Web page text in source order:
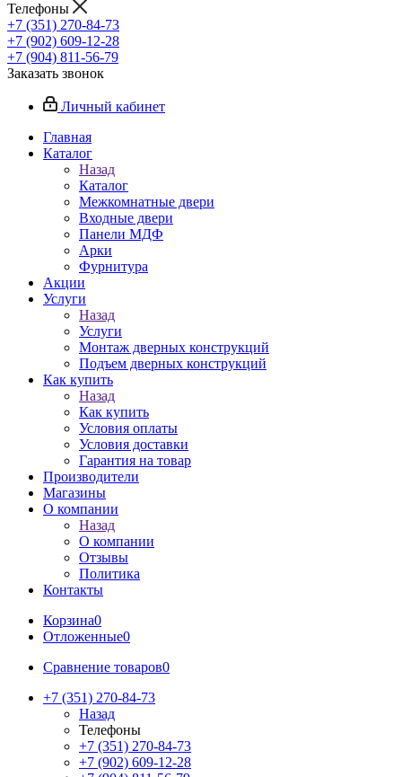
Телефоны
+7 (351) 270-84-73
+7 (902) 609-12-28
+7 (904) 811-56-79
Заказать звонок
Личный кабинет
Главная
Каталог
Назад
Каталог
Межкомнатные двери
Входные двери
Панели МДФ
Арки
Фурнитура
Акции
Услуги
Назад
Услуги
Монтаж дверных конструкций
Подъем дверных конструкций
Как купить
Назад
Как купить
Условия оплаты
Условия доставки
Гарантия на товар
Производители
Магазины
О компании
Назад
О компании
Отзывы
Политика
Контакты
Корзина0
Отложенные0
Сравнение товаров0
+7 (351) 270-84-73
Назад
Телефоны
+7 (351) 270-84-73
+7 (902) 609-12-28